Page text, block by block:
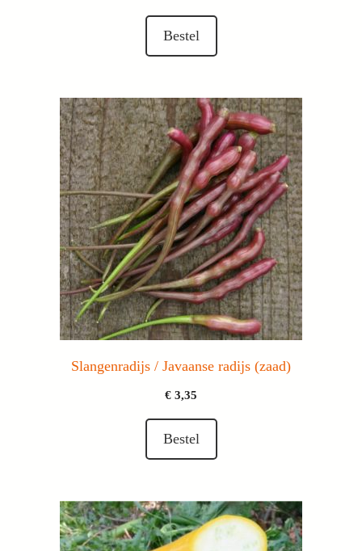
Bestel
Slangenradijs / Javaanse radijs (zaad)
€ 3,35
Bestel